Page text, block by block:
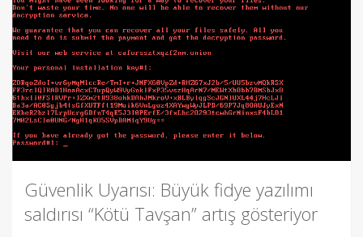
Güvenlik Uyarısı: Büyük fidye yazılımı
saldırısı “Kötü Tavşan” artış gösteriyor